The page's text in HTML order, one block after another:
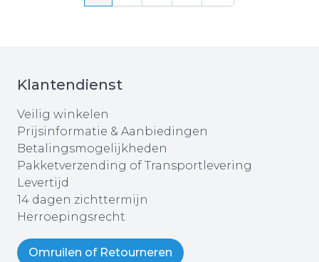
Klantendienst
Veilig winkelen
Prijsinformatie & Aanbiedingen
Betalingsmogelijkheden
Pakketverzending of Transportlevering
Levertijd
14 dagen zichttermijn
Herroepingsrecht
Omruilen of Retourneren